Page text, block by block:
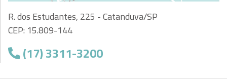
R. dos Estudantes, 225 - Catanduva/SP
CEP: 15.809-144
(17) 3311-3200